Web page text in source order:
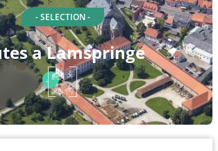
- SELECTION -
a Lamspringe